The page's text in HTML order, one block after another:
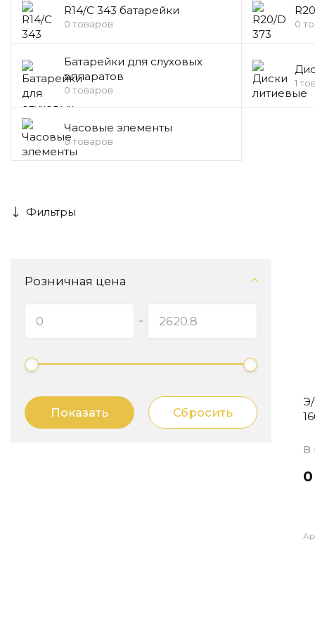
R14/C 343 батарейки
0 товаров 0
Батарейки для слуховых
аппаратов
0 товаров
1
Часовые элементы
0 товаров
Фильтры
Розничная цена
В